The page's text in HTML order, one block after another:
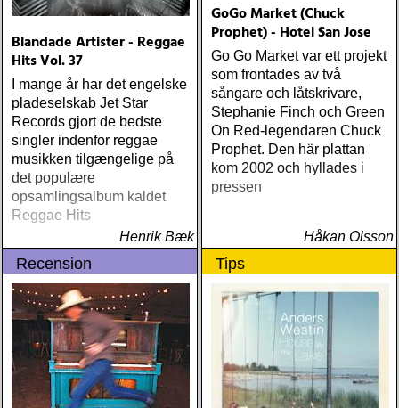
Guy Clark My Favorite
Picture Of You (Dualtone)
(Rootsy) Chip Taylor Block
Out The Sirens Of This
Lonely World (Trainwreck)
Nick Cave & The Bad
Seeds Push The Sky Away
(Bad Seed) Andi Almqvist
Warsaw Holiday (Rootsy)
Townes Van Zandt
Unheard Studio Sessions &
Demos 1971-1972
(Omnivore) Naturligtvis
borde alla årets Rootsy-
plattor vara med på listan,
men jag har istället valt att
bara lista de plattor jag
lyssnat på väsentligt mycket
mer än vad tjänsten kräver
Blandade Artister - Reggae
Hits Vol. 37
I mange år har det engelske
pladeselskab Jet Star
Records gjort de bedste
singler indenfor reggae
musikken tilgængelige på
det populære
opsamlingsalbum kaldet
Reggae Hits
Henrik Bæk
GoGo Market (Chuck
Prophet) - Hotel San Jose
Go Go Market var ett projekt
som frontades av två
sångare och låtskrivare,
Stephanie Finch och Green
On Red-legendaren Chuck
Prophet. Den här plattan
kom 2002 och hyllades i
pressen
Håkan Olsson
Recension Tips